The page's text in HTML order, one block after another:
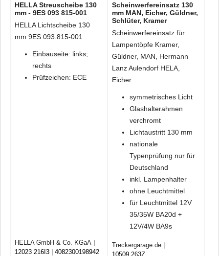
HELLA Streuscheibe 130
mm - 9ES 093 815-001
HELLA Lichtscheibe 130
mm 9ES 093.815-001
Einbauseite: links;
rechts
Prüfzeichen: ECE
HELLA GmbH & Co. KGaA
12023 216I3
4082300198942
Scheinwerfereinsatz 130
mm MAN, Eicher, Güldner,
Schlüter, Kramer
Scheinwerfereinsatz für
Lampentöpfe Kramer,
Güldner, MAN, Hermann
Lanz Aulendorf HELA,
Eicher
symmetrisches Licht
Glashalterahmen
verchromt
Lichtaustritt 130 mm
nationale
Typenprüfung nur für
Deutschland
inkl. Lampenhalter
ohne Leuchtmittel
für Leuchtmittel 12V
35/35W BA20d +
12V/4W BA9s
Treckergarage.de
10509 263Z